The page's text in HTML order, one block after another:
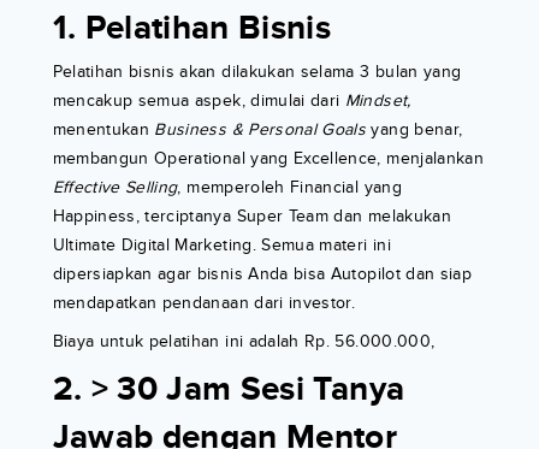
1. Pelatihan Bisnis
Pelatihan bisnis akan dilakukan selama 3 bulan yang
mencakup semua aspek, dimulai dari Mindset,
menentukan Business & Personal Goals yang benar,
membangun Operational yang Excellence, menjalankan
Effective Selling, memperoleh Financial yang
Happiness, terciptanya Super Team dan melakukan
Ultimate Digital Marketing. Semua materi ini
dipersiapkan agar bisnis Anda bisa Autopilot dan siap
mendapatkan pendanaan dari investor.
Biaya untuk pelatihan ini adalah Rp. 56.000.000,
2. > 30 Jam Sesi Tanya
Jawab dengan Mentor